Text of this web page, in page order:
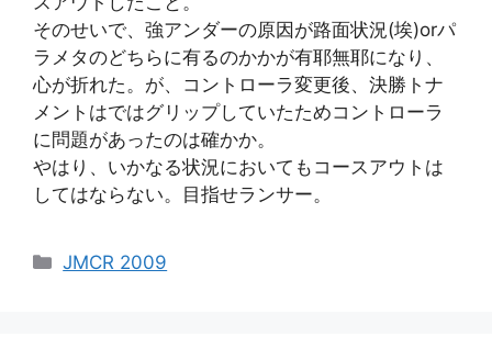
そのせいで、強アンダーの原因が路面状況(埃)orパ
ラメタのどちらに有るのかかが有耶無耶になり、
心が折れた。が、コントローラ変更後、決勝トナ
メントはではグリップしていたためコントローラ
に問題があったのは確かか。
やはり、いかなる状況においてもコースアウトは
してはならない。目指せランサー。
カ
JMCR 2009